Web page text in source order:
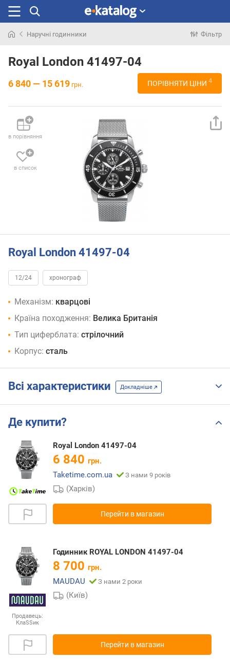
раніше
Наручні годинники Фільтр
Royal London 41497-04
6 840 — 15 619 грн. ПОРІВНЯТИ ЦІНИ 4
в порівняння
в список
Royal London 41497-04
12/24 хронограф
Механізм: кварцові
Країна походження: Велика Британія
Тип циферблата: стрілочний
Корпус: сталь
Всі характеристики Докладніше
Де купити?
Royal London 41497-04
6 840 грн.
Taketime.com.ua
З нами 9 років
(Харків)
Перейти в магазин
Продавець:
КлаSSик
Годинник ROYAL LONDON 41497-04
8 700 грн.
MAUDAU
З нами 2 роки
(Київ)
Перейти в магазин